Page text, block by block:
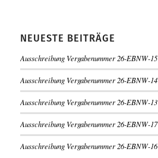
NEUESTE BEITRÄGE
Ausschreibung Vergabenummer 26-EBNW-15
Ausschreibung Vergabenummer 26-EBNW-14
Ausschreibung Vergabenummer 26-EBNW-13
Ausschreibung Vergabenummer 26-EBNW-17
Ausschreibung Vergabenummer 26-EBNW-16